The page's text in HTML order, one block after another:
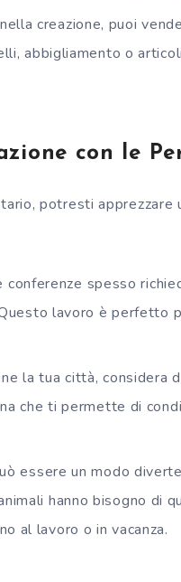
creazione, puoi
abbigliamento o articoli
con le
potresti apprezzare
conferenze spesso
lavoro è perfetto
la tua città, considera
che ti permette di
essere un modo
hanno bisogno di
al lavoro o in vacanza.